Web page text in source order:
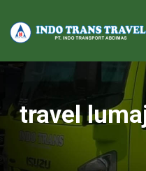
travel